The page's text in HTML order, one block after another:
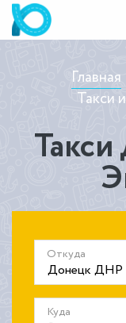
Главная
Такси
Откуда
Куда